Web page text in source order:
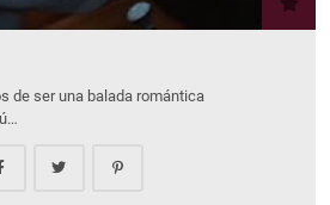
de ser una balada romántica